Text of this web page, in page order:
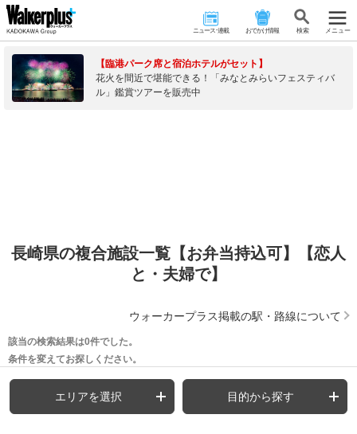
ニュース･連載 おでかけ情報 検 索 メニュー
【臨港パーク席と宿泊ホテルがセット】
花火を間近で堪能できる！「みなとみらいフェスティバ
ル」鑑賞ツアーを販売中
長崎県の複合施設一覧【お弁当持込可】【恋人
と・夫婦で】
ウォーカープラス掲載の駅・路線について
該当の検索結果は0件でした。
条件を変えてお探しください。
エリアを選択 目的から探す